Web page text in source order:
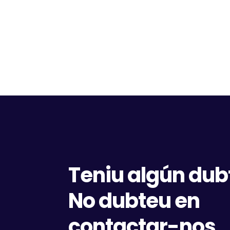
Teniu algún
No dubteu en